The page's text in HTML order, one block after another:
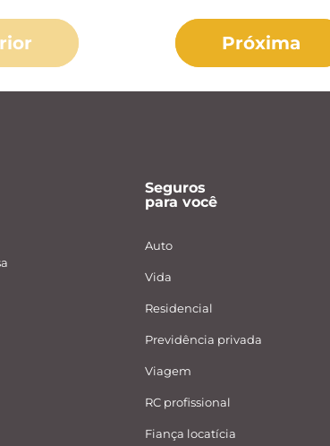
Próxima
Seguros
para você
Auto
Vida
Residencial
Previdência privada
Viagem
RC profissional
Fiança locatícia